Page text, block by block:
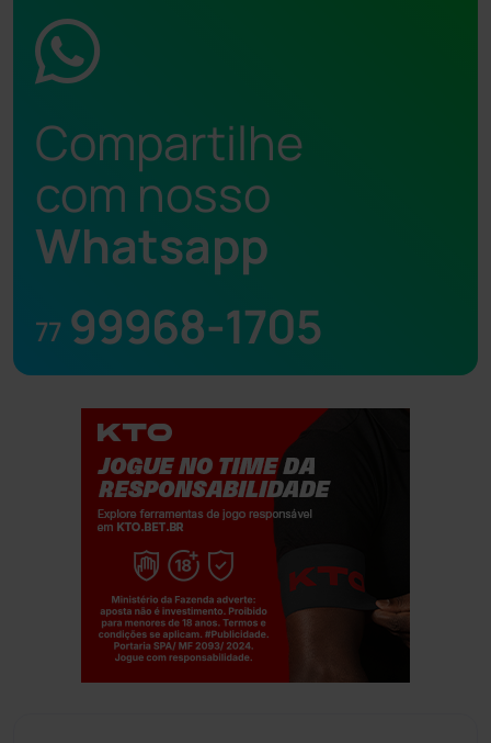
Compartilhe
com nosso
Whatsapp
77 99968-1705